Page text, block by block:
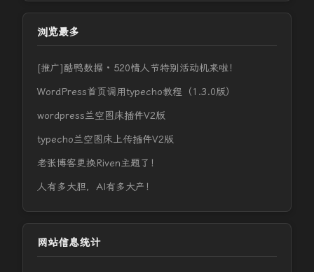
浏览最多
[推广]酷鸭数据 · 520情人节特别活动机来啦！
WordPress首页调用typecho教程（1.3.0版）
wordpress兰空图床插件V2版
typecho兰空图床上传插件V2版
老张博客更换Riven主题了！
人有多大胆，AI有多大产！
网站信息统计